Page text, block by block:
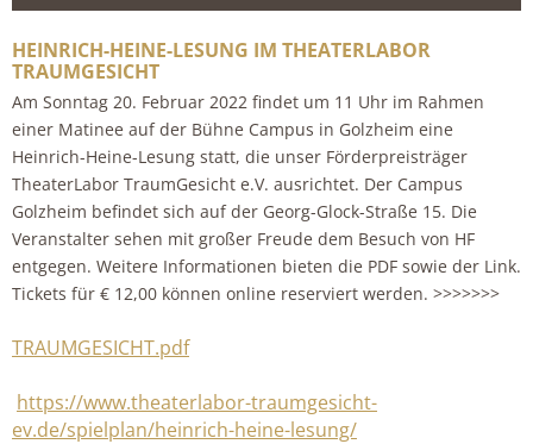
HEINRICH-HEINE-LESUNG IM THEATERLABOR
TRAUMGESICHT
Am Sonntag 20. Februar 2022 findet um 11 Uhr im Rahmen
einer Matinee auf der Bühne Campus in Golzheim eine
Heinrich-Heine-Lesung statt, die unser Förderpreisträger
TheaterLabor TraumGesicht e.V. ausrichtet. Der Campus
Golzheim befindet sich auf der Georg-Glock-Straße 15. Die
Veranstalter sehen mit großer Freude dem Besuch von HF
entgegen. Weitere Informationen bieten die PDF sowie der Link.
Tickets für € 12,00 können online reserviert werden. >>>>>>>
TRAUMGESICHT.pdf
https://www.theaterlabor-traumgesicht-
ev.de/spielplan/heinrich-heine-lesung/